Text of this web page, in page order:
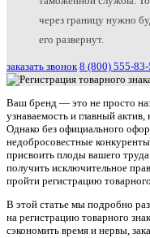
через границу нужно
его развернут.
заказать звонок 8 (800) 555-
Ваш бренд — это не просто
узнаваемость и главный
Однако без официального
недобросовестные
присвоить плоды вашего
получить исключительное
пройти регистрацию
В этой статье мы подробно
на регистрацию товарного
сэкономить время и нервы,